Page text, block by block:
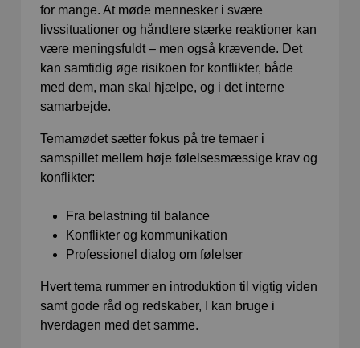
for mange. At møde mennesker i svære
livssituationer og håndtere stærke reaktioner kan
være meningsfuldt – men også krævende. Det
kan samtidig øge risikoen for konflikter, både
med dem, man skal hjælpe, og i det interne
samarbejde.
Temamødet sætter fokus på tre temaer i
samspillet mellem høje følelsesmæssige krav og
konflikter:
Fra belastning til balance
Konflikter og kommunikation
Professionel dialog om følelser
Hvert tema rummer en introduktion til vigtig viden
samt gode råd og redskaber, I kan bruge i
hverdagen med det samme.